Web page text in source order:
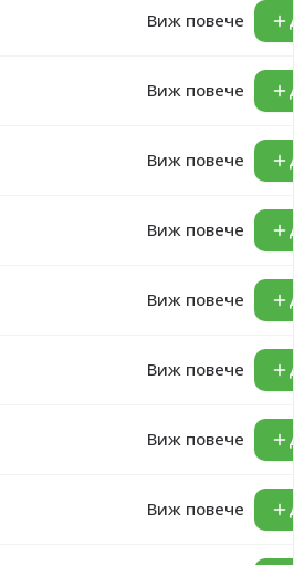
Виж повече
Виж повече
Виж повече
Виж повече
Виж повече
Виж повече
Виж повече
Виж повече